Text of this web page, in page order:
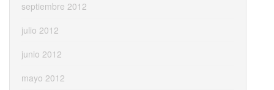
septiembre 2012
julio 2012
junio 2012
mayo 2012